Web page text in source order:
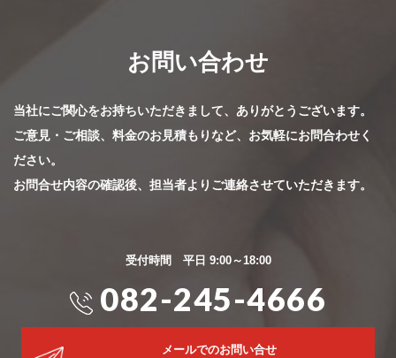
お問い合わせ
当社にご関心をお持ちいただきまして、ありがとうございます。
ご意見・ご相談、料金のお見積もりなど、お気軽にお問合わせく
ださい。
お問合せ内容の確認後、担当者よりご連絡させていただきます。
受付時間 平日 9:00～18:00
082-245-4666
メールでのお問い合せ